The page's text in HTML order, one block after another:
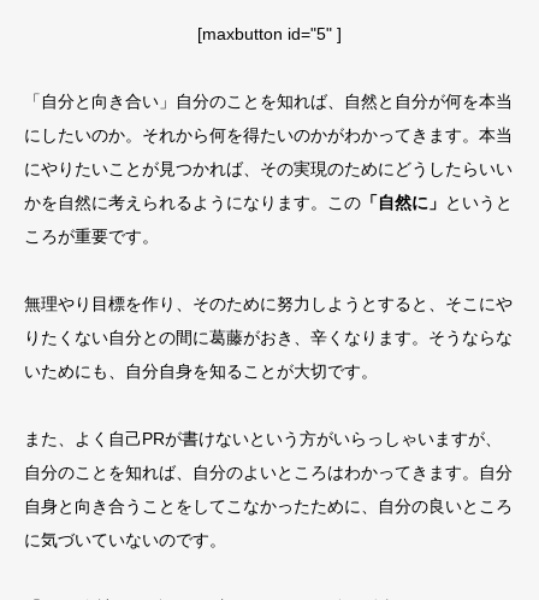
[maxbutton id="5" ]
「自分と向き合い」自分のことを知れば、自然と自分が何を本当
にしたいのか。それから何を得たいのかがわかってきます。本当
にやりたいことが見つかれば、その実現のためにどうしたらいい
かを自然に考えられるようになります。この 「自然に」 というと
ころが重要です。
無理やり目標を作り、そのために努力しようとすると、そこにや
りたくない自分との間に葛藤がおき、辛くなります。そうならな
いためにも、自分自身を知ることが大切です。
また、よく自己PRが書けないという方がいらっしゃいますが、
自分のことを知れば、自分のよいところはわかってきます。自分
自身と向き合うことをしてこなかったために、自分の良いところ
に気づいていないのです。